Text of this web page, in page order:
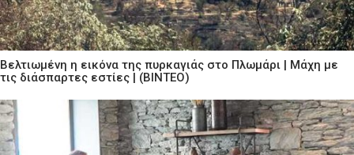
Βελτιωμένη η εικόνα της πυρκαγιάς στο Πλωμάρι | Μάχη με
τις διάσπαρτες εστίες | (ΒΙΝΤΕΟ)